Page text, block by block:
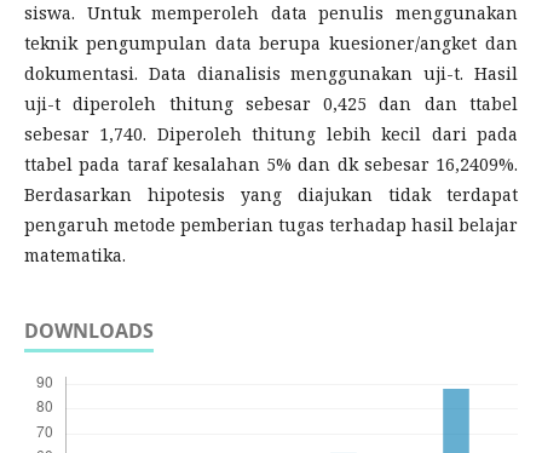
siswa. Untuk memperoleh data penulis menggunakan
teknik pengumpulan data berupa kuesioner/angket dan
dokumentasi. Data dianalisis menggunakan uji-t. Hasil
uji-t diperoleh thitung sebesar 0,425 dan dan ttabel
sebesar 1,740. Diperoleh thitung lebih kecil dari pada
ttabel pada taraf kesalahan 5% dan dk sebesar 16,2409%.
Berdasarkan hipotesis yang diajukan tidak terdapat
pengaruh metode pemberian tugas terhadap hasil belajar
matematika.
DOWNLOADS